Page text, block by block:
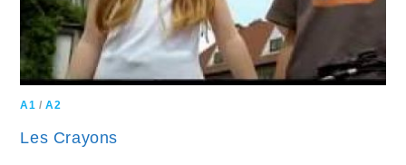
A1 /A2
Les Crayons